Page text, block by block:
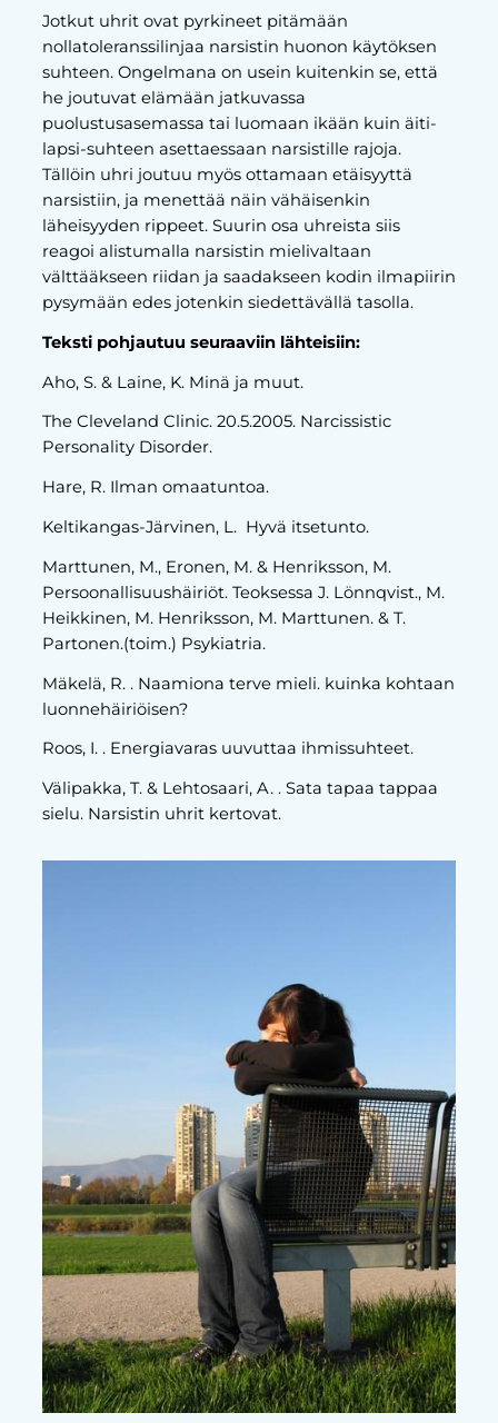
Jotkut uhrit ovat pyrkineet pitämään
nollatoleranssilinjaa narsistin huonon käytöksen
suhteen. Ongelmana on usein kuitenkin se, että
he joutuvat elämään jatkuvassa
puolustusasemassa tai luomaan ikään kuin äiti-
lapsi-suhteen asettaessaan narsistille rajoja.
Tällöin uhri joutuu myös ottamaan etäisyyttä
narsistiin, ja menettää näin vähäisenkin
läheisyyden rippeet. Suurin osa uhreista siis
reagoi alistumalla narsistin mielivaltaan
välttääkseen riidan ja saadakseen kodin ilmapiirin
pysymään edes jotenkin siedettävällä tasolla.
Teksti pohjautuu seuraaviin lähteisiin:
Aho, S. & Laine, K. Minä ja muut.
The Cleveland Clinic. 20.5.2005. Narcissistic
Personality Disorder.
Hare, R. Ilman omaatuntoa.
Keltikangas-Järvinen, L. Hyvä itsetunto.
Marttunen, M., Eronen, M. & Henriksson, M.
Persoonallisuushäiriöt. Teoksessa J. Lönnqvist., M.
Heikkinen, M. Henriksson, M. Marttunen. & T.
Partonen.(toim.) Psykiatria.
Mäkelä, R. . Naamiona terve mieli. kuinka kohtaan
luonnehäiriöisen?
Roos, I. . Energiavaras uuvuttaa ihmissuhteet.
Välipakka, T. & Lehtosaari, A. . Sata tapaa tappaa
sielu. Narsistin uhrit kertovat.